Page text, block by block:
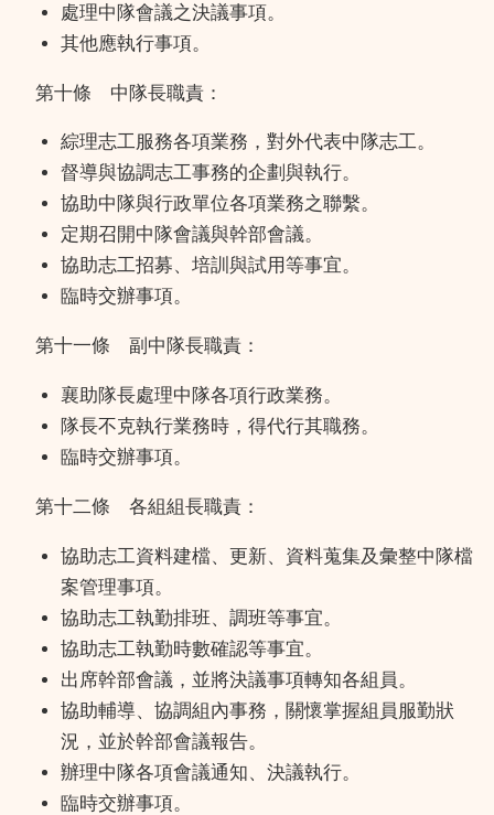
處理中隊會議之決議事項。
其他應執行事項。
第十條 中隊長職責：
綜理志工服務各項業務，對外代表中隊志工。
督導與協調志工事務的企劃與執行。
協助中隊與行政單位各項業務之聯繫。
定期召開中隊會議與幹部會議。
協助志工招募、培訓與試用等事宜。
臨時交辦事項。
第十一條 副中隊長職責：
襄助隊長處理中隊各項行政業務。
隊長不克執行業務時，得代行其職務。
臨時交辦事項。
第十二條 各組組長職責：
協助志工資料建檔、更新、資料蒐集及彙整中隊檔
案管理事項。
協助志工執勤排班、調班等事宜。
協助志工執勤時數確認等事宜。
出席幹部會議，並將決議事項轉知各組員。
協助輔導、協調組內事務，關懷掌握組員服勤狀
況，並於幹部會議報告。
辦理中隊各項會議通知、決議執行。
臨時交辦事項。